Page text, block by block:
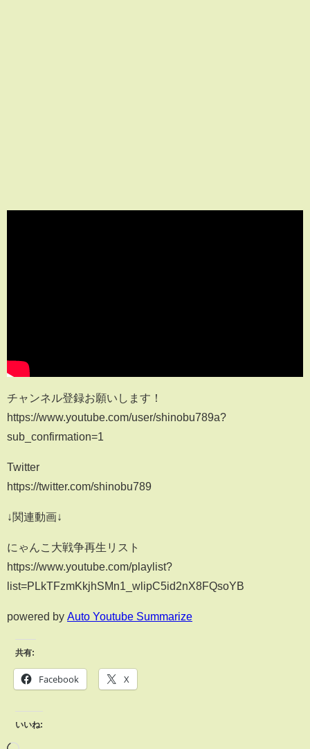
チャンネル登録お願いします！
https://www.youtube.com/user/shinobu789a?
sub_confirmation=1
Twitter
https://twitter.com/shinobu789
↓関連動画↓
にゃんこ大戦争再生リスト
https://www.youtube.com/playlist?
list=PLkTFzmKkjhSMn1_wlipC5id2nX8FQsoYB
powered by Auto Youtube Summarize
共有:
Facebook X
いいね: